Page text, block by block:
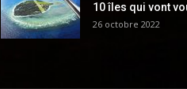
10 îles qui vont
26 octobre 2022